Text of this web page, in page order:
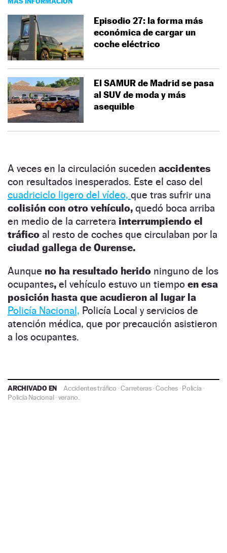
Episodio 27: la forma más
económica de cargar un
coche eléctrico
El SAMUR de Madrid se pasa
al SUV de moda y más
asequible
A veces en la circulación suceden accidentes
con resultados inesperados. Este el caso del
cuadriciclo ligero del vídeo, que tras sufrir una
colisión con otro vehículo, quedó boca arriba
en medio de la carretera interrumpiendo el
tráfico al resto de coches que circulaban por la
ciudad gallega de Ourense.
Aunque no ha resultado herido ninguno de los
ocupantes, el vehículo estuvo un tiempo en esa
posición hasta que acudieron al lugar la
Policía Nacional, Policía Local y servicios de
atención médica, que por precaución asistieron
a los ocupantes.
ARCHIVADO EN Accidentes tráfico ·Carreteras·Coches·Policía·
Policía Nacional·verano.